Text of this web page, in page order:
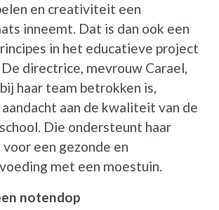
en creativiteit een
inneemt. Dat is dan ook een
in het educatieve project
directrice, mevrouw Carael,
haar team betrokken is,
aan de kwaliteit van de
Die ondersteunt haar
een gezonde en
met een moestuin.
notendop